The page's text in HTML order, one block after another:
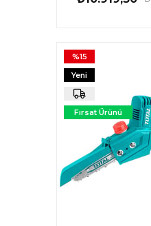
%15
Yeni
Ürün
Fırsat Ürünü